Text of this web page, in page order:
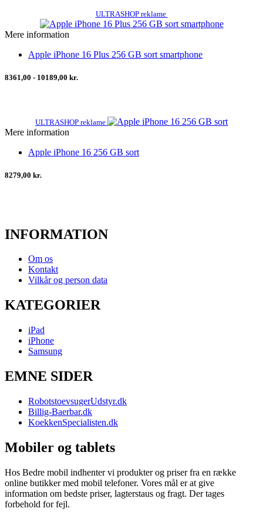
ULTRASHOP reklame
Mere information
Apple iPhone 16 Plus 256 GB sort smartphone
8361,00 - 10189,00 kr.
ULTRASHOP reklame
Mere information
Apple iPhone 16 256 GB sort
8279,00 kr.
INFORMATION
Om os
Kontakt
Vilkår og person data
KATEGORIER
iPad
iPhone
Samsung
EMNE SIDER
RobotstoevsugerUdstyr.dk
Billig-Baerbar.dk
KoekkenSpecialisten.dk
Mobiler og tablets
Hos Bedre mobil indhenter vi produkter og priser fra en række
online butikker med mobil telefoner. Vores mål er at give
information om bedste priser, lagterstaus og fragt. Der tages
forbehold for fejl.